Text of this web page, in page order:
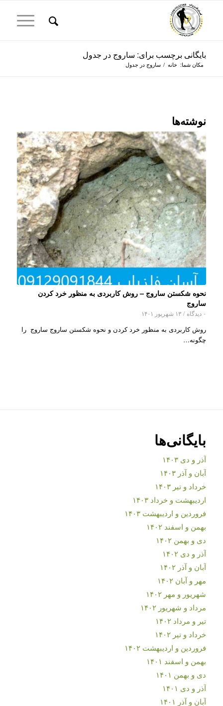
بایگانی برچسب برای: ساروج در جدول
مکان شما: خانه / ساروج در جدول
نوشته‌ها
نحوه شکستن ساروج – روش کاربردی به منظور خرد کردن
ساروج
۰ دیدگاه / ۱۳ شهریور ۱۴۰۱
روش کاربردی به منظور خرد کردن و نحوه شکستن ساروج ساروج را
چگونه…
بایگانی‌ها
آذر و دی ۱۴۰۳
آبان و آذر ۱۴۰۳
خرداد و تیر ۱۴۰۳
اردیبهشت و خرداد ۱۴۰۳
فروردین و اردیبهشت ۱۴۰۳
بهمن و اسفند ۱۴۰۲
دی و بهمن ۱۴۰۲
آذر و دی ۱۴۰۲
آبان و آذر ۱۴۰۲
مهر و آبان ۱۴۰۲
شهریور و مهر ۱۴۰۲
مرداد و شهریور ۱۴۰۲
تیر و مرداد ۱۴۰۲
خرداد و تیر ۱۴۰۲
فروردین و اردیبهشت ۱۴۰۲
بهمن و اسفند ۱۴۰۱
دی و بهمن ۱۴۰۱
آذر و دی ۱۴۰۱
آبان و آذر ۱۴۰۱